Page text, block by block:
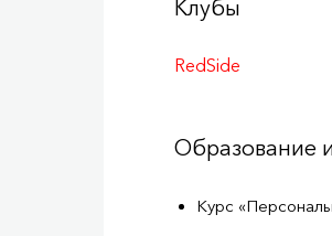
Клубы
RedSide
Образование
Курс